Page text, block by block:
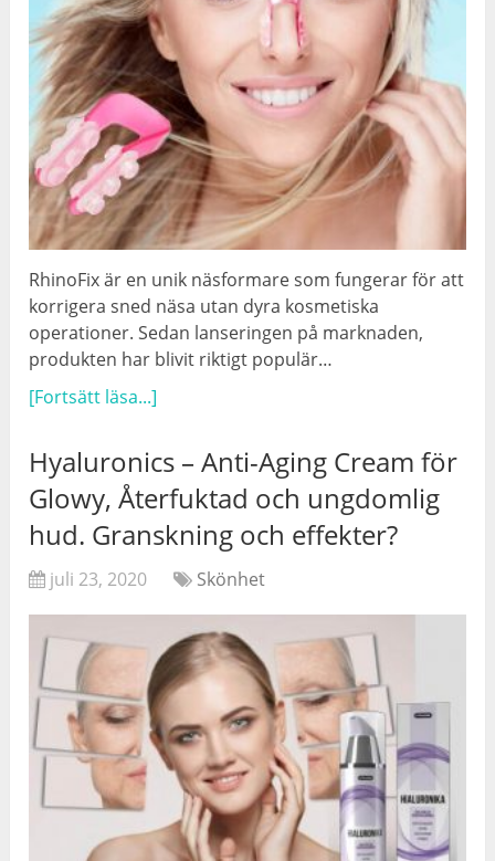
RhinoFix är en unik näsformare som fungerar för att
korrigera sned näsa utan dyra kosmetiska
operationer. Sedan lanseringen på marknaden,
produkten har blivit riktigt populär…
[Fortsätt läsa...]
Hyaluronics – Anti-Aging Cream för
Glowy, Återfuktad och ungdomlig
hud. Granskning och effekter?
juli 23, 2020 Skönhet